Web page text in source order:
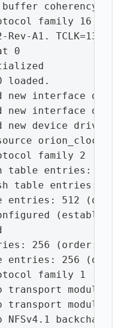
coherency: ok
family 16
Rev-A1.
0
loaded.
new interface
new interface
new device driver
family 2
table entries:
table entries:
entries: 512
256 (order: 0,
entries: 256
family 1
transport module.
transport module.
NFSv4.1